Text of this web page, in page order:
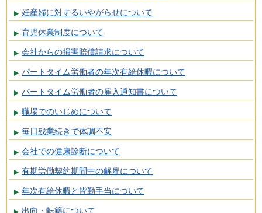
妊産婦に対するいやがらせについて
育児休業制度について
会社からの損害賠償請求について
パートタイム労働者の年次有給休暇について
パートタイム労働者の雇入通知書について
職場でのいじめについて
毎日残業続きで体調不安
会社での健康診断について
有期労働契約期間中の解雇について
年次有給休暇と皆勤手当について
出向・転籍について